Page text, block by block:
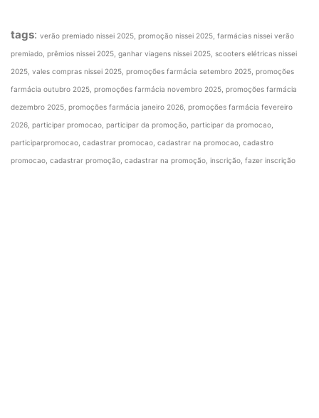
tags: verão premiado nissei 2025, promoção nissei 2025, farmácias nissei verão
premiado, prêmios nissei 2025, ganhar viagens nissei 2025, scooters elétricas nissei
2025, vales compras nissei 2025, promoções farmácia setembro 2025, promoções
farmácia outubro 2025, promoções farmácia novembro 2025, promoções farmácia
dezembro 2025, promoções farmácia janeiro 2026, promoções farmácia fevereiro
2026, participar promocao, participar da promoção, participar da promocao,
participarpromocao, cadastrar promocao, cadastrar na promocao, cadastro
promocao, cadastrar promoção, cadastrar na promoção, inscrição, fazer inscrição